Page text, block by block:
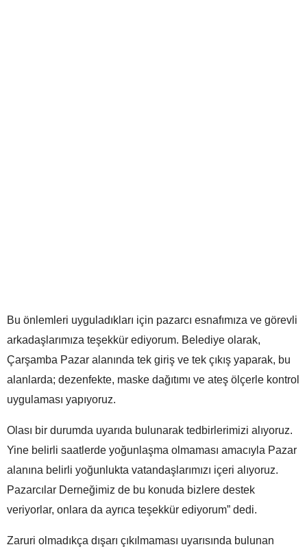
Bu önlemleri uyguladıkları için pazarcı esnafımıza ve görevli
arkadaşlarımıza teşekkür ediyorum. Belediye olarak,
Çarşamba Pazar alanında tek giriş ve tek çıkış yaparak, bu
alanlarda; dezenfekte, maske dağıtımı ve ateş ölçerle kontrol
uygulaması yapıyoruz.
Olası bir durumda uyarıda bulunarak tedbirlerimizi alıyoruz.
Yine belirli saatlerde yoğunlaşma olmaması amacıyla Pazar
alanına belirli yoğunlukta vatandaşlarımızı içeri alıyoruz.
Pazarcılar Derneğimiz de bu konuda bizlere destek
veriyorlar, onlara da ayrıca teşekkür ediyorum” dedi.
Zaruri olmadıkça dışarı çıkılmaması uyarısında bulunan